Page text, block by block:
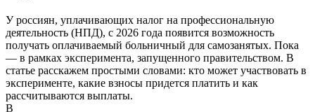
У россиян, уплачивающих налог на профессиональную
деятельность (НПД), с 2026 года появится возможность
получать оплачиваемый больничный для самозанятых. Пока
— в рамках эксперимента, запущенного правительством. В
статье расскажем простыми словами: кто может участвовать в
эксперименте, какие взносы придется платить и как
рассчитываются выплаты.
В